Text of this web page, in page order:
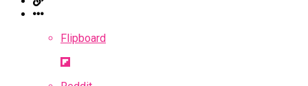
Flipboard